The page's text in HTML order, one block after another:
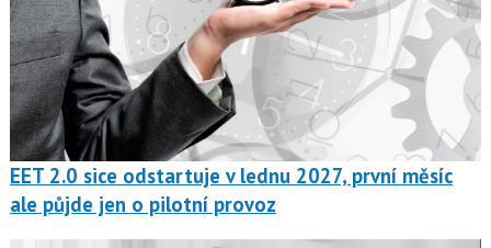
EET 2.0 sice odstartuje v lednu 2027, první měsíc
ale půjde jen o pilotní provoz